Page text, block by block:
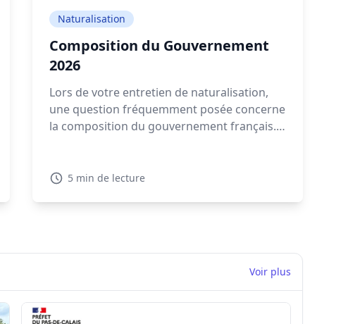
Naturalisation
Composition du Gouvernement
2026
Lors de votre entretien de naturalisation,
une question fréquemment posée concerne
la composition du gouvernement français.
essentiel pour montrer votre intérêt pour la
5 min de lecture
Voir plus